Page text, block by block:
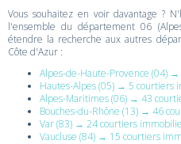
Vous souhaitez en voir davantage ?
l'ensemble du département 06
étendre la recherche aux autres
Côte d'Azur :
Alpes-de-Haute-Provence (04)
Hautes-Alpes (05) → 5 courtiers
Alpes-Maritimes (06) → 43
Bouches-du-Rhône (13) → 46
Var (83) → 24 courtiers
Vaucluse (84) → 15 courtiers